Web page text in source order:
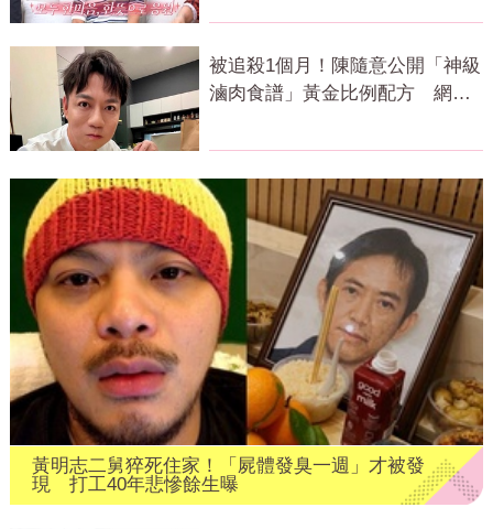
被追殺1個月！陳隨意公開「神級
滷肉食譜」黃金比例配方 網全
黃明志二舅猝死住家！「屍體發臭一週」才被發
現 打工40年悲慘餘生曝